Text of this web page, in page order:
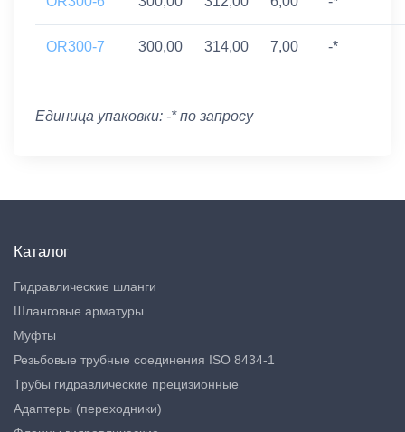
OR300-7 300,00 314,00 7,00 -*
Единица упаковки: -* по запросу
Каталог
Гидравлические шланги
Шланговые арматуры
Муфты
Резьбовые трубные соединения ISO 8434-1
Трубы гидравлические прецизионные
Адаптеры (переходники)